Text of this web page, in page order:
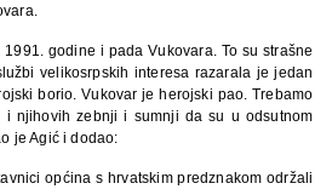
godine i pada Vukovara. To su strašne
velikosrpskih interesa razarala je jedan
borio. Vukovar je herojski pao. Trebamo
i njihovih zebnji i sumnji da su u odsutnom
je Agić i dodao:
općina s hrvatskim predznakom održali